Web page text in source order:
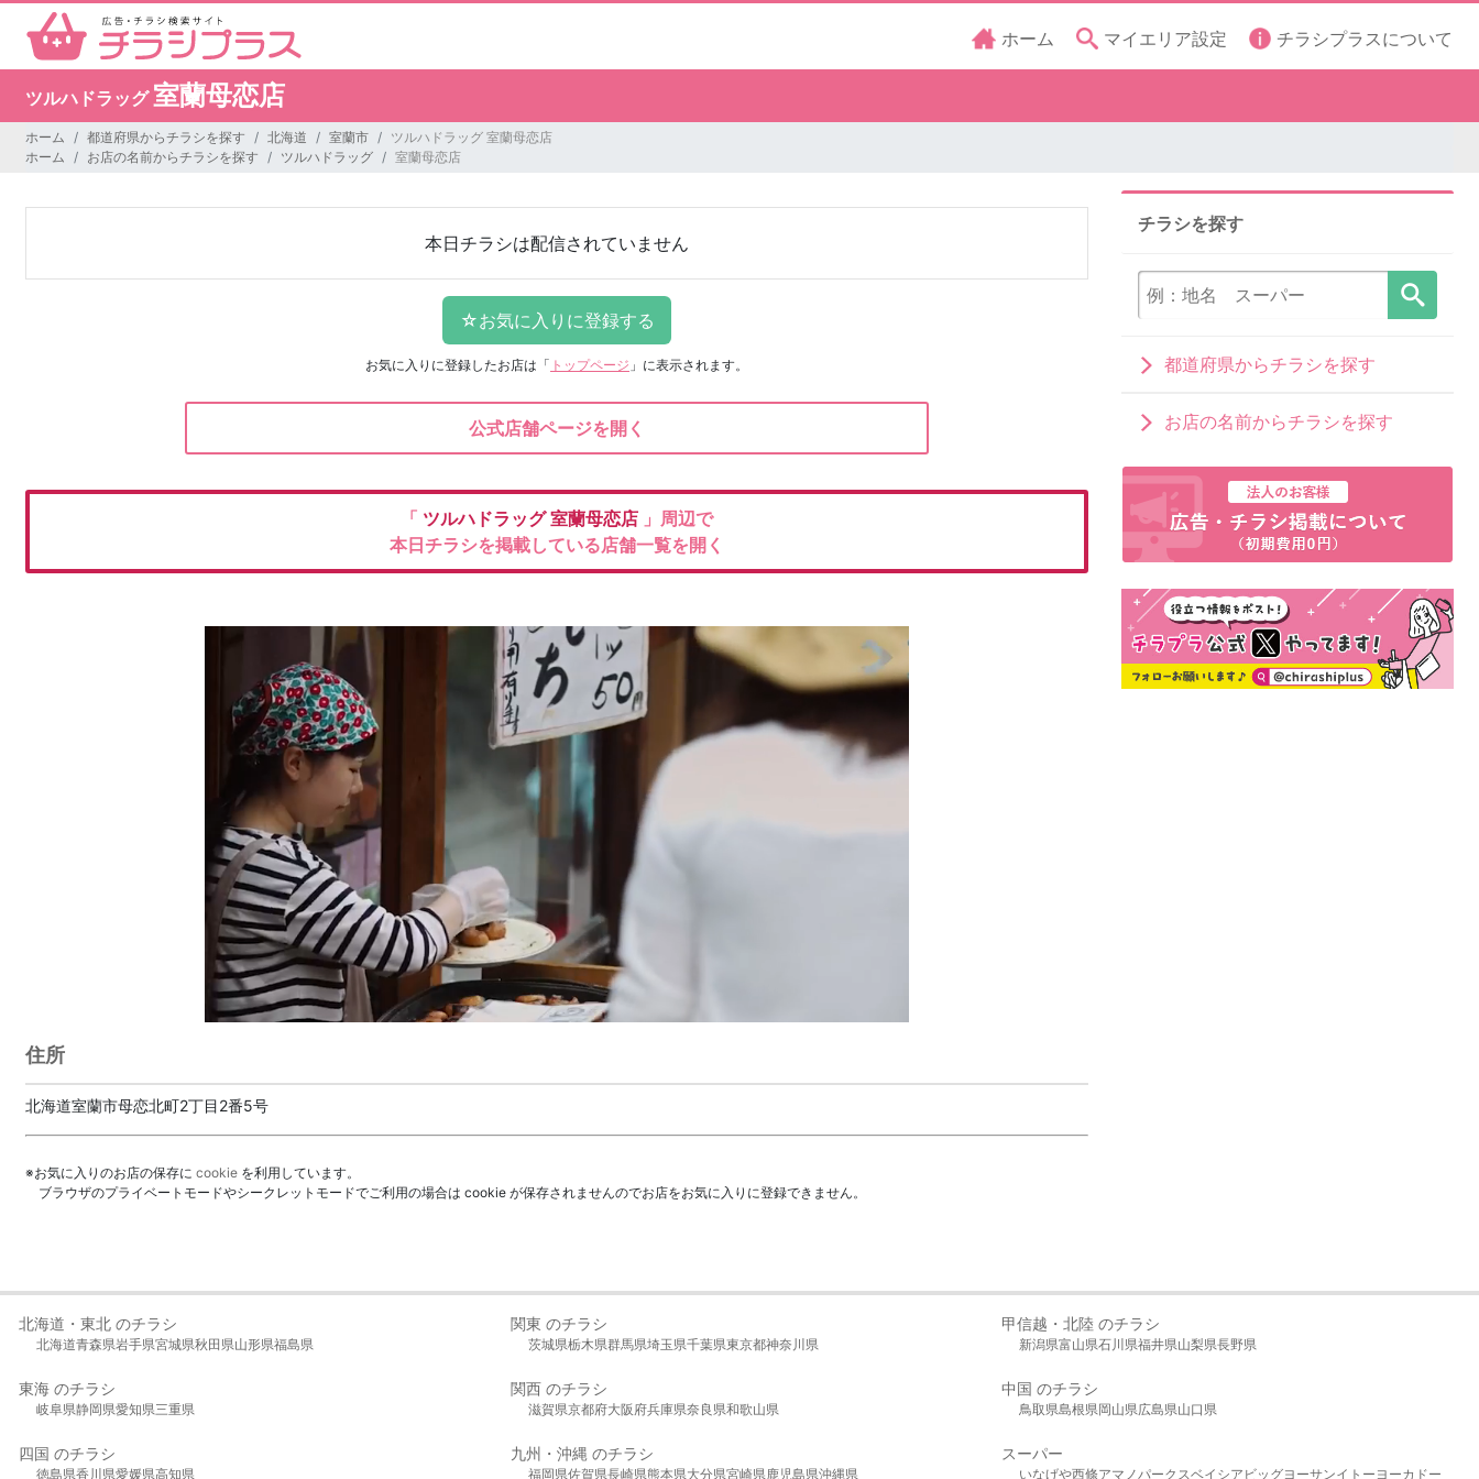
ホーム マイエリア設定 チラシプラスについて
ツルハドラッグ室蘭母恋店
ホーム 都道府県からチラシを探す 北海道 室蘭市
ツルハドラッグ 室蘭母恋店
ホーム
お店の名前からチラシを探す ツルハドラッグ 室蘭母恋店
本日チラシは配信されていません
お気に入りに登録したお店は 「 トップページ 」に表示されます。
公式店舗ページを開く
「 ツルハドラッグ室蘭母恋店 」周辺で
本日チラシを掲載している店舗一覧を開く
住所
北海道室蘭市母恋北町2丁目2番5号
※お気に入りのお店の保存に cookie を利用しています。
ブラウザのプライベートモードやシークレットモードでご利用の場合は cookie が保存されませんのでお店をお気に入りに登録できません。
チラシを探す
都道府県からチラシを探す
お店の名前からチラシを探す
北海道・東北 のチラシ
北海道青森県岩手県宮城県秋田県山形県福島県
関東 のチラシ
茨城県栃木県群馬県埼玉県千葉県東京都神奈川県
甲信越・北陸 のチラシ
新潟県富山県石川県福井県山梨県長野県
東海 のチラシ
岐阜県静岡県愛知県三重県
関西 のチラシ
滋賀県京都府大阪府兵庫県奈良県和歌山県
中国 のチラシ
鳥取県島根県岡山県広島県山口県
四国 のチラシ
徳島県香川県愛媛県高知県
九州・沖縄 のチラシ
福岡県佐賀県長崎県熊本県大分県宮崎県鹿児島県沖縄県
スーパー
いなげや西條アマノパークスベイシア ビッグヨーサンイトーヨーカドー